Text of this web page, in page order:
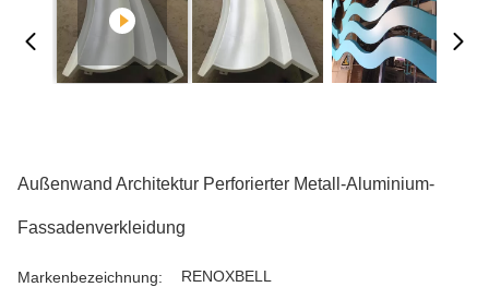
Außenwand Architektur Perforierter Metall-Aluminium-
Fassadenverkleidung
Markenbezeichnung: RENOXBELL